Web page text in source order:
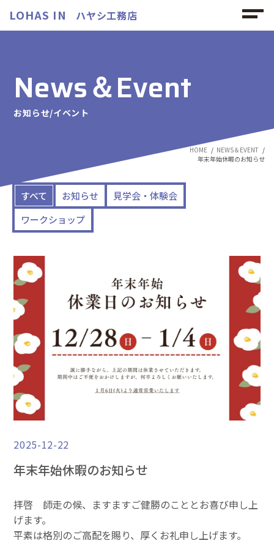
LOHAS IN ハヤシ工務店
News＆Event
お知らせ/イベント
すべて お知らせ
見学会・体験会
ワークショップ
HOME
NEWS＆EVENT
年末年始休暇のお知らせ
2025-12-22
年末年始休暇のお知らせ
拝啓 師走の候、ますますご健勝のこととお喜び申し上
げます。
平素は格別のご高配を賜り、厚くお礼申し上げます。